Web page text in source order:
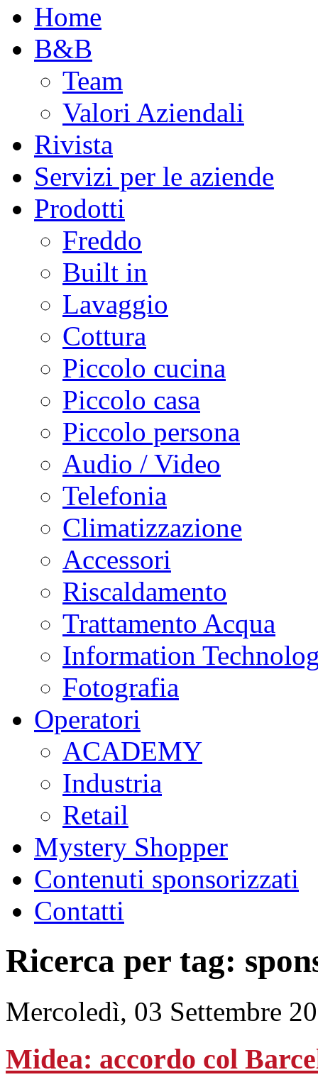
Home
B&B
Team
Valori Aziendali
Rivista
Servizi per le aziende
Prodotti
Freddo
Built in
Lavaggio
Cottura
Piccolo cucina
Piccolo casa
Piccolo persona
Audio / Video
Telefonia
Climatizzazione
Accessori
Riscaldamento
Trattamento Acqua
Information
Fotografia
Operatori
ACADEMY
Industria
Retail
Mystery Shopper
Contenuti sponsorizzati
Contatti
Ricerca per tag:
Mercoledì, 03 Settembre
Midea: accordo col